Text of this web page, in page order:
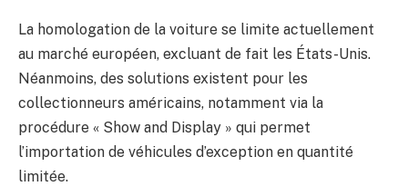
La homologation de la voiture se limite actuellement
au marché européen, excluant de fait les États-Unis.
Néanmoins, des solutions existent pour les
collectionneurs américains, notamment via la
procédure « Show and Display » qui permet
l’importation de véhicules d’exception en quantité
limitée.